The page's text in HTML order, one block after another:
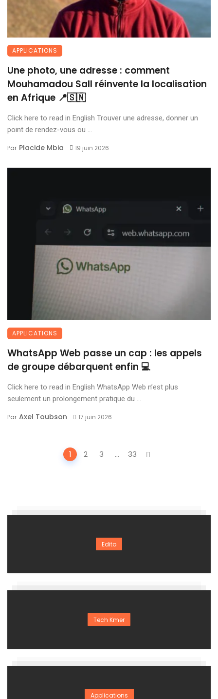
APPLICATIONS
Une photo, une adresse : comment
Mouhamadou Sall réinvente la localisation
en Afrique 📍🇸🇳
Click here to read in English Trouver une adresse, donner un
point de rendez-vous ou ...
Par Placide Mbia 19 juin 2026
APPLICATIONS
WhatsApp Web passe un cap : les appels
de groupe débarquent enfin 💻
Click here to read in English WhatsApp Web n’est plus
seulement un prolongement pratique du ...
Par Axel Toubson 17 juin 2026
1 2 3 ... 33
Edito
Tech Kmer
Applications